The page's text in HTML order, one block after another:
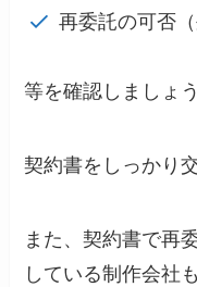
再委託の可否
等を確認しましょう
契約書をしっかり
また、契約書で再
している制作会社